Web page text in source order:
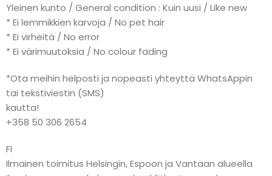
Yleinen kunto / General condition : Kuin uusi / Like new
* Ei lemmikkien karvoja / No pet hair
* Ei virheitä / No error
* Ei värimuutoksia / No colour fading
*Ota meihin helposti ja nopeasti yhteyttä WhatsAppin
tai tekstiviestin (SMS)
kautta!
+358 50 306 2654
FI
Ilmainen toimitus Helsingin, Espoon ja Vantaan alueella